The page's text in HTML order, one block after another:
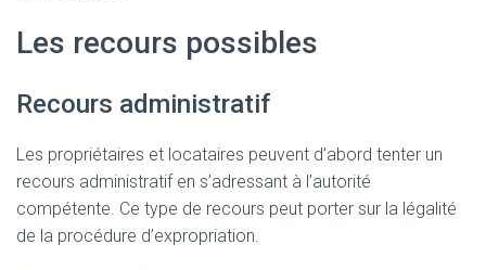
Les recours possibles
Recours administratif
Les propriétaires et locataires peuvent d’abord tenter un
recours administratif en s’adressant à l’autorité
compétente. Ce type de recours peut porter sur la légalité
de la procédure d’expropriation.